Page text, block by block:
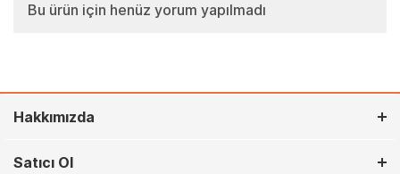
Bu ürün için henüz yorum yapılmadı
Hakkımızda
Satıcı Ol